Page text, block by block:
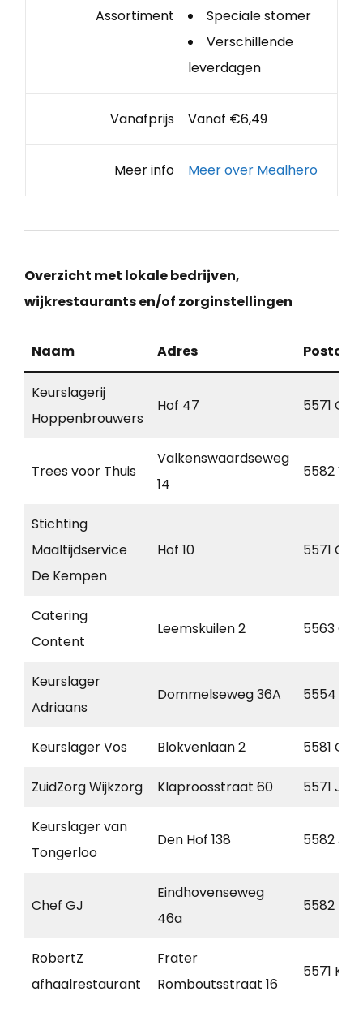
Assortiment
Speciale stomer
Verschillende
leverdagen
Vanafprijs Vanaf €6,49
Meer info Meer over Mealhero
Overzicht met lokale bedrijven,
wijkrestaurants en/of zorginstellingen
Naam Adres
Keurslagerij
Hoppenbrouwers
Hof 47 5571 CB
Trees voor Thuis
Valkenswaardseweg
14
5582 VB
Stichting
Maaltijdservice
De Kempen
Hof 10 5571 CC
Catering
Content
Leemskuilen 2 5563 CK
Keurslager
Adriaans
Dommelseweg 36A 5554 NS
Keurslager Vos Blokvenlaan 2 5581 GN
ZuidZorg Wijkzorg Klaproosstraat 60 5571 JH
Keurslager van
Tongerloo
Den Hof 138 5582 JZ
Chef GJ
Eindhovenseweg
46a
5582 HT
RobertZ
afhaalrestaurant
Frater
Romboutsstraat 16
5571 KZ